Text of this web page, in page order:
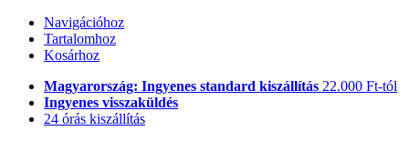
Navigációhoz
Tartalomhoz
Kosárhoz
Magyarország: Ingyenes standard kiszállítás 22.000 Ft-tól
Ingyenes visszaküldés
24 órás kiszállítás